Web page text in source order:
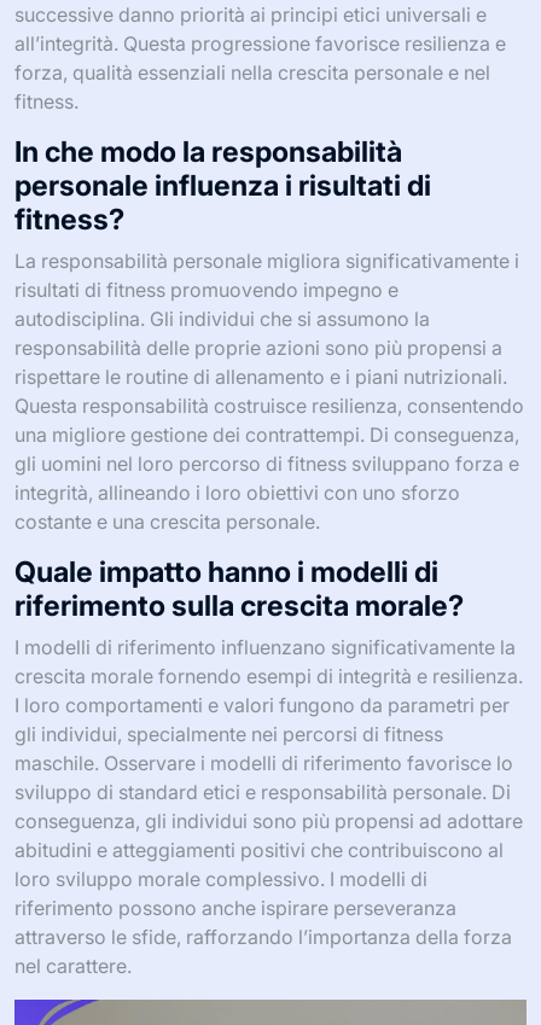
successive danno priorità ai principi etici universali e
all’integrità. Questa progressione favorisce resilienza e
forza, qualità essenziali nella crescita personale e nel
fitness.
In che modo la responsabilità
personale influenza i risultati di
fitness?
La responsabilità personale migliora significativamente i
risultati di fitness promuovendo impegno e
autodisciplina. Gli individui che si assumono la
responsabilità delle proprie azioni sono più propensi a
rispettare le routine di allenamento e i piani nutrizionali.
Questa responsabilità costruisce resilienza, consentendo
una migliore gestione dei contrattempi. Di conseguenza,
gli uomini nel loro percorso di fitness sviluppano forza e
integrità, allineando i loro obiettivi con uno sforzo
costante e una crescita personale.
Quale impatto hanno i modelli di
riferimento sulla crescita morale?
I modelli di riferimento influenzano significativamente la
crescita morale fornendo esempi di integrità e resilienza.
I loro comportamenti e valori fungono da parametri per
gli individui, specialmente nei percorsi di fitness
maschile. Osservare i modelli di riferimento favorisce lo
sviluppo di standard etici e responsabilità personale. Di
conseguenza, gli individui sono più propensi ad adottare
abitudini e atteggiamenti positivi che contribuiscono al
loro sviluppo morale complessivo. I modelli di
riferimento possono anche ispirare perseveranza
attraverso le sfide, rafforzando l’importanza della forza
nel carattere.